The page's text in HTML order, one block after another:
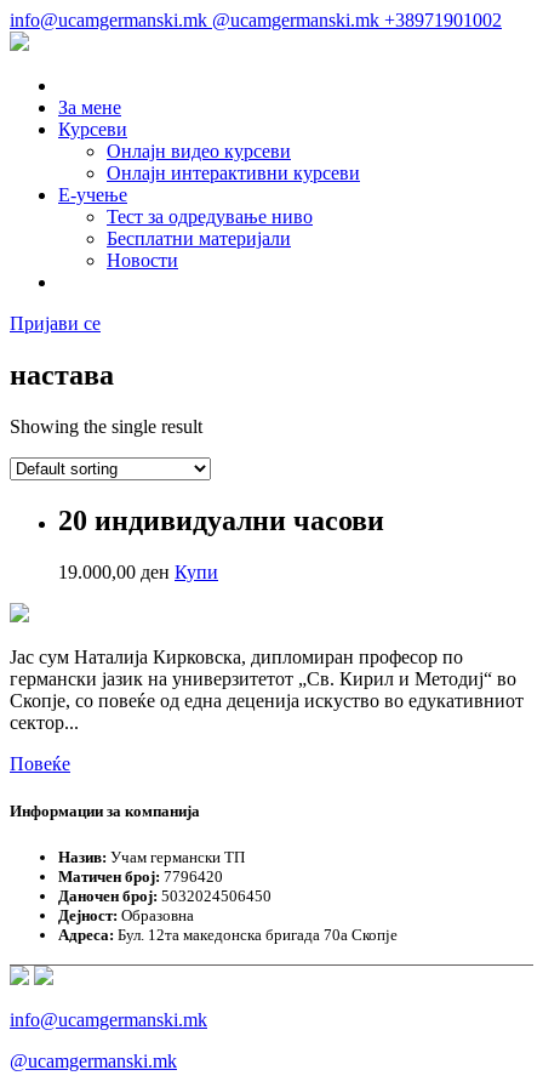
info@ucamgermanski.mk @ucamgermanski.mk +38971901002
За мене
Курсеви
Онлајн видео курсеви
Онлајн интерактивни курсеви
Е-учење
Тест за одредување ниво
Бесплатни материјали
Новости
Пријави се
настава
Showing the single result
20 индивидуални часови
19.000,00 ден Купи
Јас сум Наталија Кирковска, дипломиран професор по
германски јазик на универзитетот „Св. Кирил и Методиј“ во
Скопје, со повеќе од една деценија искуство во едукативниот
сектор...
Повеќе
Информации за компанија
Назив: Учам германски ТП
Матичен број: 7796420
Даночен број: 5032024506450
Дејност: Образовна
Адреса: Бул. 12та македонска бригада 70а Скопје
info@ucamgermanski.mk
@ucamgermanski.mk